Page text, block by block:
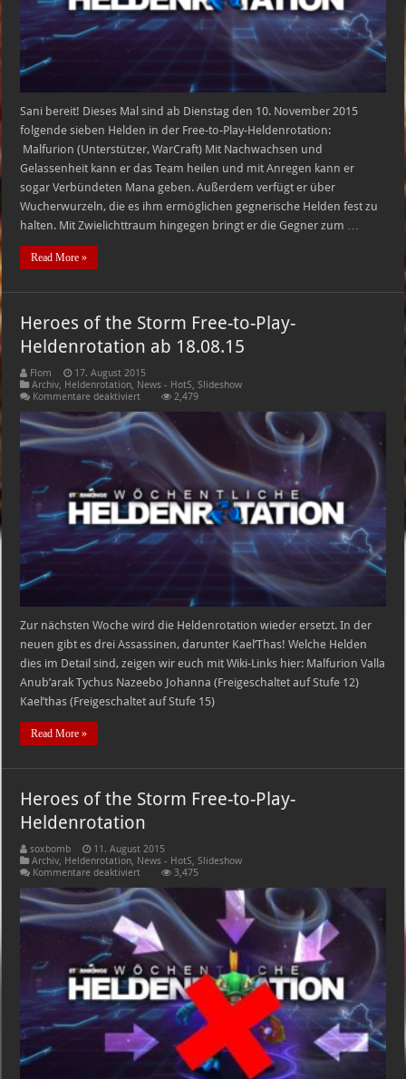
–
17.11.2015
Sani bereit! Dieses Mal sind ab Dienstag den 10. November 2015
folgende sieben Helden in der Free-to-Play-Heldenrotation:
Malfurion (Unterstützer, WarCraft) Mit Nachwachsen und
Gelassenheit kann er das Team heilen und mit Anregen kann er
sogar Verbündeten Mana geben. Außerdem verfügt er über
Wucherwurzeln, die es ihm ermöglichen gegnerische Helden fest zu
halten. Mit Zwielichttraum hingegen bringt er die Gegner zum …
Read More »
Heroes of the Storm Free-to-Play-
Heldenrotation ab 18.08.15
Flom
17. August 2015
Archiv, Heldenrotation, News - HotS,Slideshow
Kommentare deaktiviertfür
of
the
Storm
to-
Heldenrotation
ab
18.08.15
2,479
Zur nächsten Woche wird die Heldenrotation wieder ersetzt. In der
neuen gibt es drei Assassinen, darunter Kael’Thas! Welche Helden
dies im Detail sind, zeigen wir euch mit Wiki-Links hier: Malfurion Valla
Anub’arak Tychus Nazeebo Johanna (Freigeschaltet auf Stufe 12)
Kael’thas (Freigeschaltet auf Stufe 15)
Read More »
Heroes of the Storm Free-to-Play-
Heldenrotation
soxbomb
11. August 2015
Archiv, Heldenrotation, News - HotS,Slideshow
Kommentare deaktiviertfür
of
the
Storm
Free-
to-
Play-
Heldenrotation
3,475